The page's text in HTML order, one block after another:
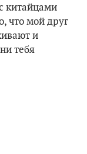
китайцами
что мой друг
и
тебя